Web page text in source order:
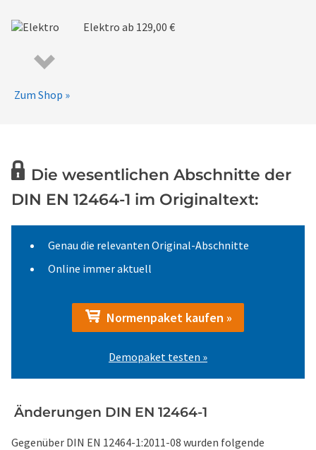
Elektro ab 129,00 €
Zum Shop »
Die wesentlichen Abschnitte der
DIN EN 12464-1 im Originaltext:
Genau die relevanten Original-Abschnitte
Online immer aktuell
Normenpaket kaufen »
Demopaket testen »
Änderungen DIN EN 12464-1
Gegenüber DIN EN 12464-1:2011-08 wurden folgende